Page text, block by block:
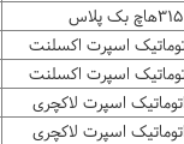
۳۱۵هاچ بک پلاس